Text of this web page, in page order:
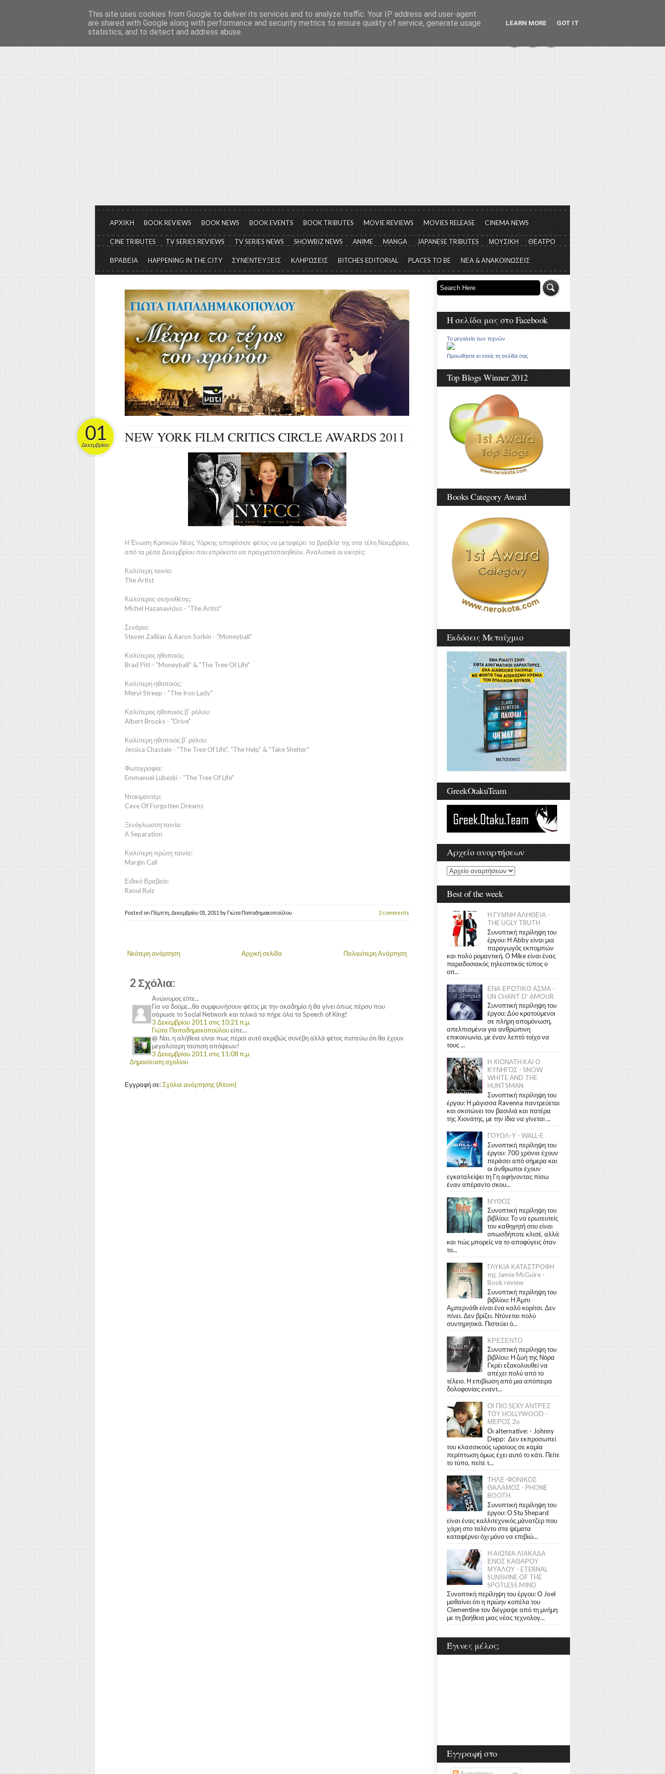
Το μεγαλείο των Τεχνών...
Είμαστε πάντα εδώ για να μιλάμε για τον πολιτισμό, σε κάθε του μορφή και έκταση...
ΑΡΧΙΚΗ BOOK REVIEWS BOOK NEWS BOOK EVENTS BOOK TRIBUTES MOVIE REVIEWS MOVIES RELEASE CINEMA NEWS
CINE TRIBUTES TV SERIES REVIEWS TV SERIES NEWS SHOWBIZ NEWS ANIME MANGA JAPANESE TRIBUTES ΜΟΥΣΙΚΗ ΘΕΑΤΡΟ
ΒΡΑΒΕΙΑ HAPPENING IN THE CITY ΣΥΝΕΝΤΕΥΞΕΙΣ ΚΛΗΡΩΣΕΙΣ BITCHES EDITORIAL PLACES TO BE ΝΕΑ & ΑΝΑΚΟΙΝΩΣΕΙΣ
NEW YORK FILM CRITICS CIRCLE AWARDS 2011
01
Δεκεμβρίου
H Ένωση Κριτικών Νέας Υόρκηςαποφάσισε φέτος να μεταφέρει τα βραβεία της στα τέλη Νοεμβρίου,
από τα μέσα Δεκεμβρίουπου επρόκειτο να πραγματοποιηθούν. Αναλυτικά οι νικητές:
Καλύτερη ταινία:
The Artist
Καλύτερος σκηνοθέτης:
Michel Hazanavicius - "The Artist"
Σενάριο:
Steven Zaillian & Aaron Sorkin - "Moneyball"
Καλύτερος ηθοποιός:
Brad Pitt - "Moneyball" & "The Tree Of Life"
Καλύτερη ηθοποιός:
Meryl Streep - "The Iron Lady"
Καλύτερος ηθοποιός β` ρόλου:
Albert Brooks - "Drive"
Καλύτερη ηθοποιός β` ρόλου:
Jessica Chastain - "The Tree Of Life", "The Help" & "Take Shelter"
Φωτογραφία:
Emmanuel Lubezki - "The Tree Of Life"
Ντοκιμαντέρ:
Cave Of Forgotten Dreams
Ξενόγλωσση ταινία:
A Separation
Καλύτερη πρώτη ταινία:
Margin Call
Ειδικό Βραβείο:
Raoul Ruiz
Posted on Πέμπτη, Δεκεμβρίου 01, 2011 by Γιώτα Παπαδημακοπούλου 2 comments
Νεότερη ανάρτηση Παλαιότερη Ανάρτηση
Αρχική σελίδα
2 Σχόλια:
Ανώνυμος είπε...
Για να δούμε...θα συμφωνήσουν φέτος με την ακαδημία ή θα γίνει όπως πέρσυ που
σάρωσε το Social Network και τελικά τα πήρε όλα τα Speech of King!
3 Δεκεμβρίου 2011 στις 10:21 π.μ.
Γιώτα Παπαδημακοπούλουείπε...
@ Ναι, η αλήθεια είναι πως πέρσι αυτό ακριβώς συνέβη αλλά φέτος πιστεύω ότι θα έχουν
μεγαλύτερη ταύτιση απόψεων!
3 Δεκεμβρίου 2011 στις 11:08 π.μ.
Δημοσίευση σχολίου
Εγγραφή σε:Σχόλια ανάρτησης (Atom)
Η σελίδα μας στο Facebook
Το μεγαλείο των τεχνών
Προωθήστε κι εσείς τη σελίδα σας
Top Blogs Winner 2012
Books Category Award
Εκδόσεις Μεταίχμιο
GreekOtakuTeam
Αρχείο αναρτήσεων
Best of the week
Η ΓΥΜΝΗ ΑΛΗΘΕΙΑ -
THE UGLY TRUTH
Συνοπτική περίληψη του
έργου: Η Abby είναι μια
παραγωγός εκπομπών
και πολύ ρομαντική. Ο Mike είναι ένας
παραδοσιακός τηλεοπτικός τύπος ο
οπ...
ΕΝΑ ΕΡΩΤΙΚΟ ΑΣΜΑ -
UN CHANT D' AMOUR
Συνοπτική περίληψη του
έργου: Δύο κρατούμενοι
σε πλήρη απομόνωση,
απελπισμένοι για ανθρώπινη
επικοινωνία, με έναν λεπτό τοίχο να
τους ...
Η ΧΙΟΝΑΤΗ ΚΑΙ Ο
ΚΥΝΗΓΟΣ - SNOW
WHITE AND THE
HUNTSMAN
Συνοπτική περίληψη του
έργου: Η μάγισσα Ravenna παντρεύεται
και σκοτώνει τον βασιλιά και πατέρα
της Χιονάτης, με την ίδια να γίνεται ...
ΓΟΥΟΛ-Υ - WALL-E
Συνοπτική περίληψη του
έργου: 700 χρόνια έχουν
περάσει από σήμερα και
οι άνθρωποι έχουν
εγκαταλείψει τη Γη αφήνοντας πίσω
έναν απέραντο σκου...
ΜΥΘΟΣ
Συνοπτική περίληψη του
βιβλίου: Το να ερωτευτείς
τον καθηγητή σου είναι
οπωσδήποτε κλισέ, αλλά
και πώς μπορείς να το αποφύγεις όταν
το...
ΓΛΥΚΙΑ ΚΑΤΑΣΤΡΟΦΗ
της Jamie McGuire -
Book review
Συνοπτική περίληψη του
βιβλίου: Η Άμπι
Αμπερνάθι είναι ένα καλό κορίτσι. Δεν
πίνει. Δεν βρίζει. Ντύνεται πολύ
συντηρητικά. Πιστεύει ό...
ΚΡΕΣΕΝΤΟ
Συνοπτική περίληψη του
βιβλίου: Η ζωή της Νόρα
Γκρέι εξακολουθεί να
απέχει πολύ από το
τέλειο. Η επιβίωση από μια απόπειρα
δολοφονίας εναντ...
ΟΙ ΠΙΟ SEXY ΑΝΤΡΕΣ
ΤΟΥ HOLLYWOOD -
ΜΕΡΟΣ 2ο
Οι alternative: - Johnny
Depp: Δεν εκπροσωπεί
του κλασσικούς ωραίους σε καμία
περίπτωση όμως έχει αυτό το κάτι. Πείτε
το τύπο, πείτε τ...
ΤΗΛΕ-ΦΟΝΙΚΟΣ
ΘΑΛΑΜΟΣ - PHONE
BOOTH
Συνοπτική περίληψη του
έργου: Ο Stu Shepard
είναι ένας καλλιτεχνικός μάνατζερ που
χάρη στο ταλέντο στα ψέματα
καταφέρνει όχι μόνο να επιβιώ...
Η ΑΙΩΝΙΑ ΛΙΑΚΑΔΑ
ΕΝΟΣ ΚΑΘΑΡΟΥ
ΜΥΑΛΟΥ - ETERNAL
SUNSHINE OF THE
SPOTLESS MIND
Συνοπτική περίληψη του έργου: Ο Joel
μαθαίνει ότι η πρώην κοπέλα του
Clementine τον διέγραψε από τη μνήμη
με τη βοήθεια μιας νέας τεχνολογ...
Έγινες μέλος;
Εγγραφή στο
This site uses cookies from Google to deliver its services and to analyze traffic. Your IP address and user-agent
are shared with Google along with performance and security metrics to ensure quality of service, generate usage
statistics, and to detect and address abuse.
LEARN MORE GOT IT